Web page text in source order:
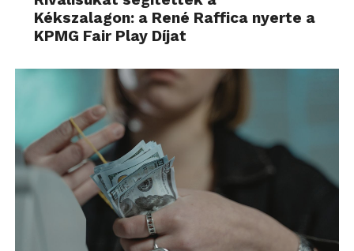
Kékszalagon: a René Raffica nyerte a
KPMG Fair Play Díjat